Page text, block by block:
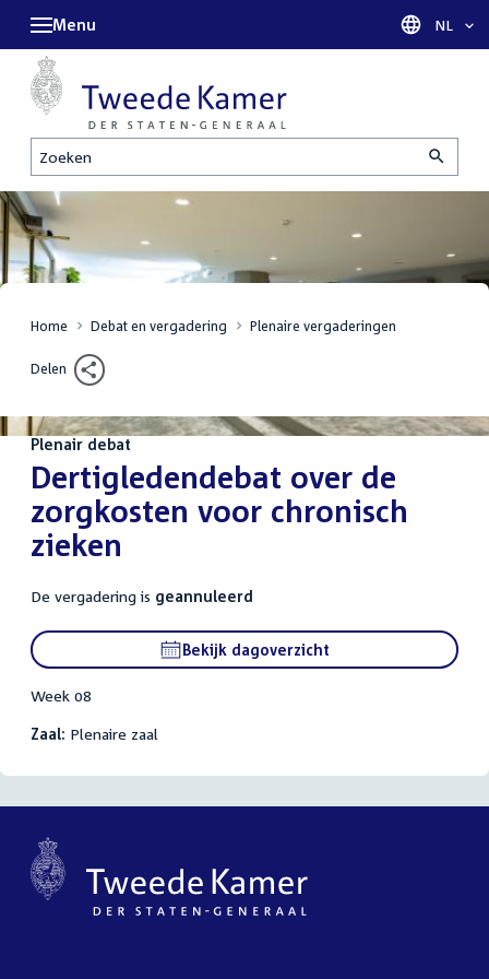
Zoeken
Menu Taal
NL
Home Debat en vergadering Plenaire vergaderingen
Delen
Plenair debat
:Dertigledendebat over de
zorgkosten voor chronisch
zieken
De vergadering is geannuleerd
Bekijk dagoverzicht
Week 08
Zaal: Plenaire zaal